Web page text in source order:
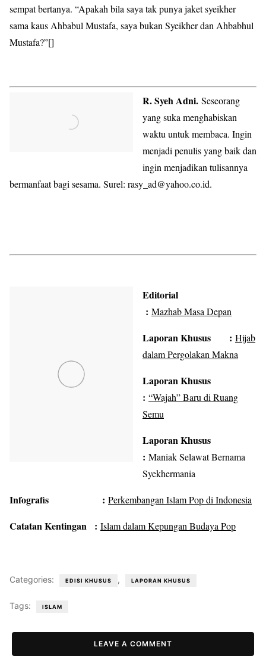
sempat bertanya. “Apakah bila saya tak punya jaket syeikher
sama kaus Ahbabul Mustafa, saya bukan Syeikher dan Ahbabhul
Mustafa?”[]
R. Syeh Adni. Seseorang
yang suka menghabiskan
waktu untuk membaca. Ingin
menjadi penulis yang baik dan
ingin menjadikan tulisannya
bermanfaat bagi sesama. Surel: rasy_ad@yahoo.co.id.
Editorial
: Mazhab Masa Depan
Laporan Khusus : Hijab
dalam Pergolakan Makna
Laporan Khusus
: “Wajah” Baru di Ruang
Semu
Laporan Khusus
: Maniak Selawat Bernama
Syekhermania
Infografis : Perkembangan Islam Pop di Indonesia
Catatan Kentingan : Islam dalam Kepungan Budaya Pop
Categories: EDISI KHUSUS , LAPORAN KHUSUS
Tags: ISLAM
LEAVE A COMMENT